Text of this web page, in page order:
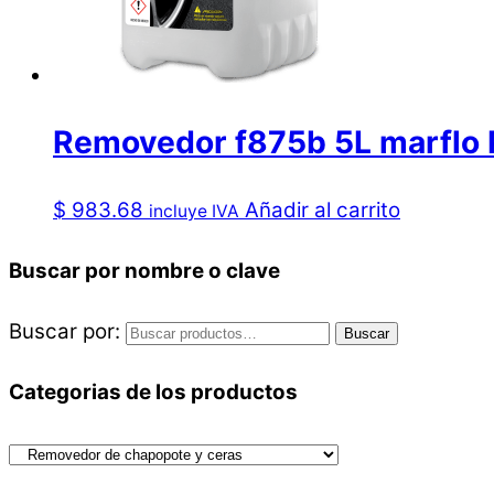
Removedor f875b 5L marflo
$ 983.68 incluye IVA Añadir al carrito
Buscar por nombre o clave
Buscar por: Buscar
Categorias de los productos